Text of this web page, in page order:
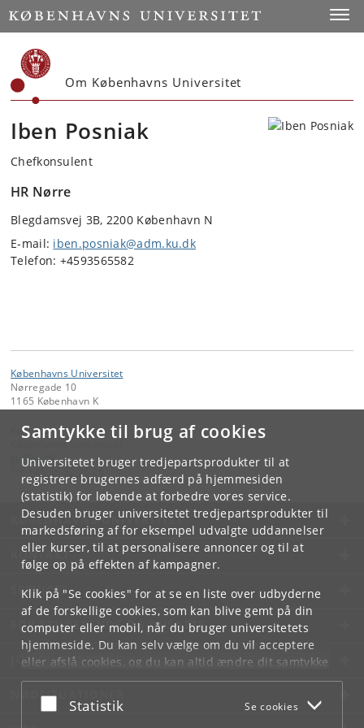
Samtykke til brug af cookies
Universitetet bruger tredjepartsprodukter til at
registrere brugernes adfærd på hjemmesiden
(statistik) for løbende at forbedre vores service.
Desuden bruger universitetet tredjepartsprodukter til
markedsføring af for eksempel udvalgte uddannelser
eller kurser, til at personalisere annoncer og til at
følge op på effekten af kampagner.
Klik på "Se cookies" for at se en liste over udbyderne
af de forskellige cookies, som kan blive gemt på din
computer eller mobil, når du bruger universitetets
hjemmeside. Du kan selv vælge om du vil acceptere
eller afslå cookies, og du kan altid ændre dit samtykke
underCookie- og privatlivspolitiksom du finder i
bunden af hver side.
Acceptér eller afslå
Statistik Se cookies
Start
Om Københavns Universitet
Iben Posniak
Chefkonsulent
HR Nørre
Blegdamsvej 3B, 2200 København N
E-mail: iben.posniak@adm.ku.dk
Telefon: +4593565582
Københavns Universitet
Nørregade 10
1165 København K
Kontakt:
Københavns Universitet
@ku.dk
KØBENHAVNS UNIVERSITET
KONTAKT
SERVICES
FOR STUDERENDE OG ANSATTE
JOB OG KARRIERE
NØDSITUATIONER